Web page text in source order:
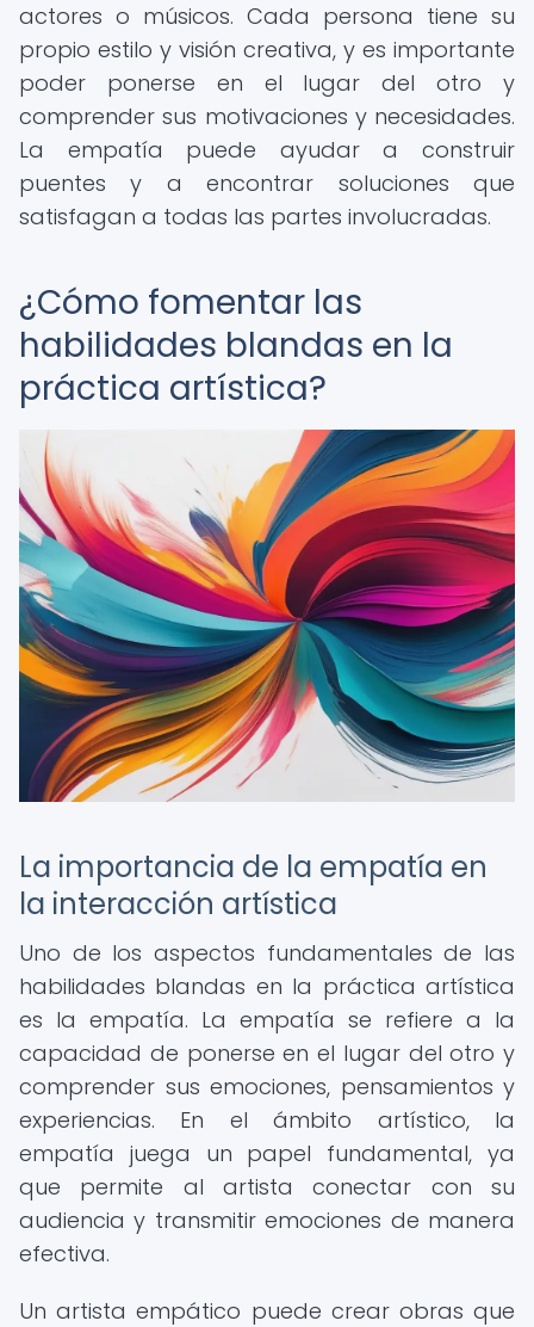
actores o músicos. Cada persona tiene su
propio estilo y visión creativa, y es importante
poder ponerse en el lugar del otro y
comprender sus motivaciones y necesidades.
La empatía puede ayudar a construir
puentes y a encontrar soluciones que
satisfagan a todas las partes involucradas.
¿Cómo fomentar las
habilidades blandas en la
práctica artística?
La importancia de la empatía en
la interacción artística
Uno de los aspectos fundamentales de las
habilidades blandas en la práctica artística
es la empatía. La empatía se refiere a la
capacidad de ponerse en el lugar del otro y
comprender sus emociones, pensamientos y
experiencias. En el ámbito artístico, la
empatía juega un papel fundamental, ya
que permite al artista conectar con su
audiencia y transmitir emociones de manera
efectiva.
Un artista empático puede crear obras que